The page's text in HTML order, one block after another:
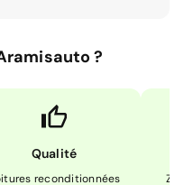
?
Qualité
reconditionnées